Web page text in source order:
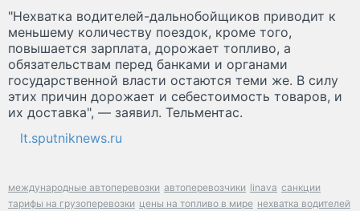
"Нехватка водителей-дальнобойщиков приводит к
меньшему количеству поездок, кроме того,
повышается зарплата, дорожает топливо, а
обязательствам перед банками и органами
государственной власти остаются теми же. В силу
этих причин дорожает и себестоимость товаров, и
их доставка", — заявил. Тельментас.
lt.sputniknews.ru
международные автоперевозки автоперевозчики linava санкции
тарифы на грузоперевозки цены на топливо в мире нехватка водителей